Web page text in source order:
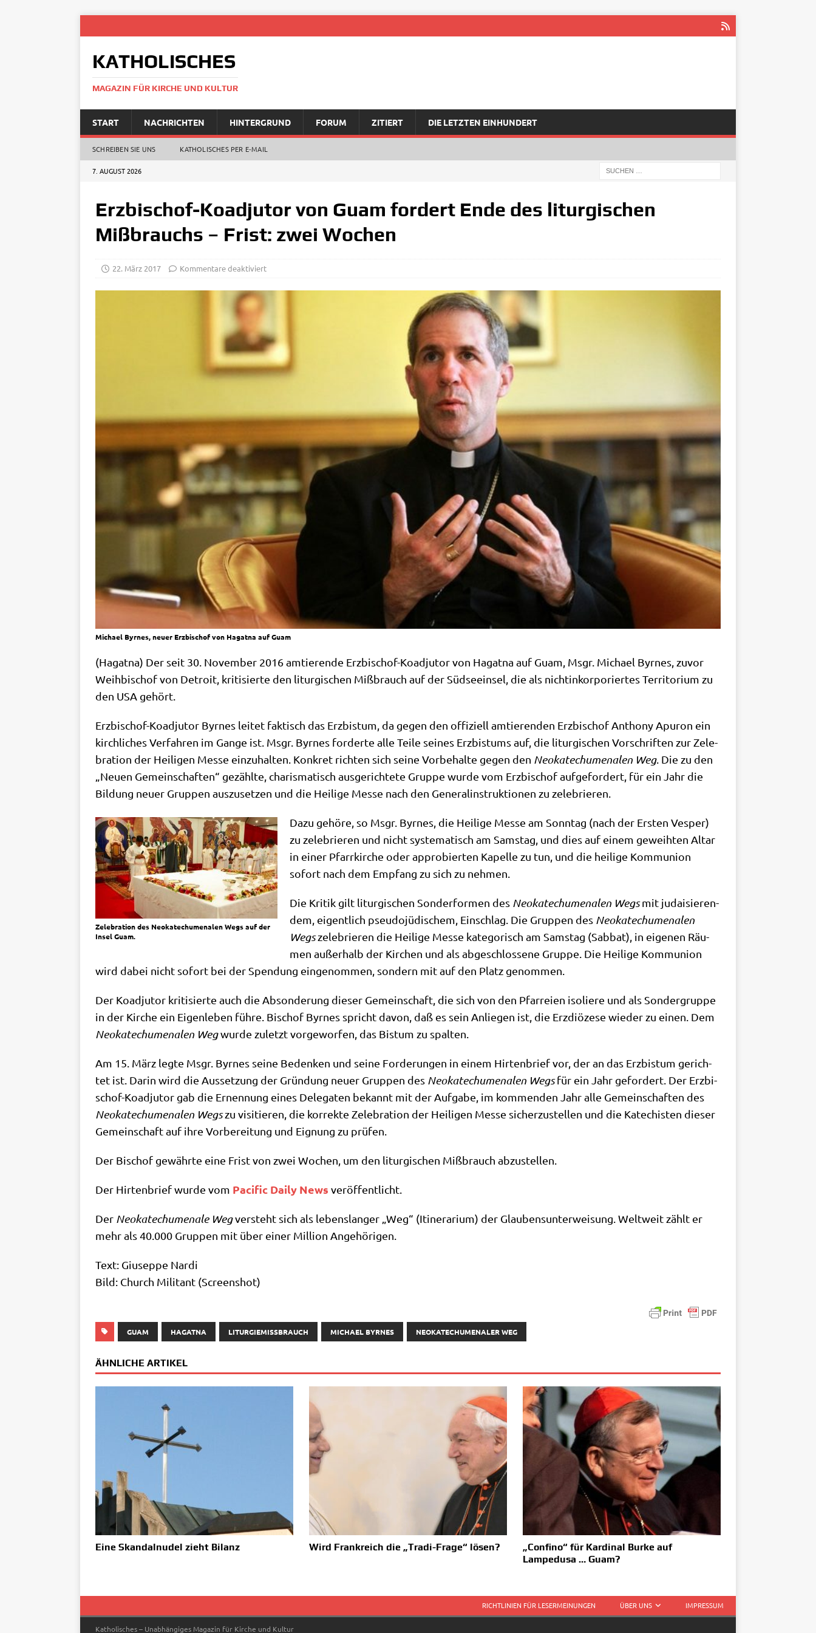
KATHOLISCHES
MAGAZIN FÜR KIRCHE UND KULTUR
START NACHRICHTEN HINTERGRUND FORUM ZITIERT DIE LETZTEN EINHUNDERT
SCHREIBEN SIE UNS KATHOLISCHES PER E‑MAIL
7. AUGUST 2026
Erzbischof-Koadjutor von Guam fordert Ende des liturgischen
Mißbrauchs – Frist: zwei Wochen
22. März 2017 Kommentare deaktiviert
Michael Byrnes, neuer Erzbischof von Hagatna auf Guam
(Hagat­na) Der seit 30. Novem­ber 2016 amtie­ren­de Erz­bi­schof-Koad­ju­tor von Hagat­na auf Guam, Msgr. Micha­el Byr­nes, zuvor
Weih­bi­schof von Detroit, kri­ti­sier­te den lit­ur­gi­schen Miß­brauch auf der Süd­see­insel, die als nicht­in­kor­po­rier­tes Ter­ri­to­ri­um zu
den USA gehört.
Erz­bi­schof-Koad­ju­tor Byr­nes lei­tet fak­tisch das Erz­bis­tum, da gegen den offi­zi­ell amtie­ren­den Erz­bi­schof Antho­ny Apur­on ein
kirch­li­ches Ver­fah­ren im Gan­ge ist. Msgr. Byr­nes for­der­te alle Tei­le sei­nes Erz­bis­tums auf, die lit­ur­gi­schen Vor­schrif­ten zur Zele­
bra­ti­on der Hei­li­gen Mes­se ein­zu­hal­ten. Kon­kret rich­ten sich sei­ne Vor­be­hal­te gegen den Neo­ka­techu­me­na­len Weg. Die zu den
„Neu­en Gemein­schaf­ten“ gezähl­te, cha­ris­ma­tisch aus­ge­rich­te­te Grup­pe wur­de vom Erz­bi­schof auf­ge­for­dert, für ein Jahr die
Bil­dung neu­er Grup­pen aus­zu­set­zen und die Hei­li­ge Mes­se nach den Gene­ral­instruk­tio­nen zu zelebrieren.
Zele­bra­ti­on des Neo­ka­techu­me­na­len Wegs auf der
Insel Guam.
Dazu gehö­re, so Msgr. Byr­nes, die Hei­li­ge Mes­se am Sonn­tag (nach der Ersten Ves­per)
zu zele­brie­ren und nicht syste­ma­tisch am Sams­tag, und dies auf einem geweih­ten Altar
in einer Pfarr­kir­che oder appro­bier­ten Kapel­le zu tun, und die hei­li­ge Kom­mu­ni­on
sofort nach dem Emp­fang zu sich zu nehmen.
Die Kri­tik gilt lit­ur­gi­schen Son­der­for­men des Neo­ka­techu­me­na­len Wegsmit judai­sie­ren­
dem, eigent­lich pseu­do­jü­di­schem, Ein­schlag. Die Grup­pen des Neo­ka­techu­me­na­len
Wegszele­brie­ren die Hei­li­ge Mes­se kate­go­risch am Sams­tag (Sab­bat), in eige­nen Räu­
men außer­halb der Kir­chen und als abge­schlos­se­ne Grup­pe. Die Hei­li­ge Kom­mu­ni­on
wird dabei nicht sofort bei der Spen­dung ein­ge­nom­men, son­dern mit auf den Platz genommen.
Der Koad­ju­tor kri­ti­sier­te auch die Abson­de­rung die­ser Gemein­schaft, die sich von den Pfar­rei­en iso­lie­re und als Son­der­grup­pe
in der Kir­che ein Eigen­le­ben füh­re. Bischof Byr­nes spricht davon, daß es sein Anlie­gen ist, die Erz­diö­ze­se wie­der zu einen. Dem
Neo­ka­techu­me­na­len Wegwur­de zuletzt vor­ge­wor­fen, das Bis­tum zu spalten.
Am 15. März leg­te Msgr. Byr­nes sei­ne Beden­ken und sei­ne For­de­run­gen in einem Hir­ten­brief vor, der an das Erz­bis­tum gerich­
tet ist. Dar­in wird die Aus­set­zung der Grün­dung neu­er Grup­pen des Neo­ka­techu­me­na­len Wegsfür ein Jahr gefor­dert. Der Erz­bi­
schof-Koad­ju­tor gab die Ernen­nung eines Dele­ga­ten bekannt mit der Auf­ga­be, im kom­men­den Jahr alle Gemein­schaf­ten des
Neo­ka­techu­me­na­len Wegszu visi­tie­ren, die kor­rek­te Zele­bra­ti­on der Hei­li­gen Mes­se sicher­zu­stel­len und die Kate­chi­sten die­ser
Gemein­schaft auf ihre Vor­be­rei­tung und Eig­nung zu prüfen.
Der Bischof gewähr­te eine Frist von zwei Wochen, um den lit­ur­gi­schen Miß­brauch abzustellen.
Der Hir­ten­brief wur­de vom Paci­fic Dai­ly News veröffentlicht.
Der Neo­ka­techu­me­na­le Wegver­steht sich als lebens­lan­ger „Weg“ (Itin­era­ri­um) der Glau­bens­un­ter­wei­sung. Welt­weit zählt er
mehr als 40.000 Grup­pen mit über einer Mil­li­on Angehörigen.
Text: Giu­sep­pe Nardi
Bild: Church Mili­tant (Screen­shot)
GUAM HAGATNA LITURGIEMISSBRAUCH MICHAEL BYRNES NEOKATECHUMENALER WEG
ÄHNLICHE ARTIKEL
Eine Skandalnudel zieht Bilanz Wird Frankreich die „Tradi-Frage“ lösen?
„Confino“ für Kardinal Burke auf
Lampedusa … Guam?
RICHTLINIEN FÜR LESERMEINUNGEN ÜBER UNS IMPRESSUM
Katholisches – Unabhängiges Magazin für Kirche und Kultur